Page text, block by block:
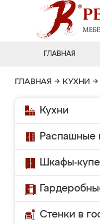
ГЛАВНАЯ
ГЛАВНАЯ → КУХНИ →
Кухни
Распашные
Шкафы-купе
Стенки в